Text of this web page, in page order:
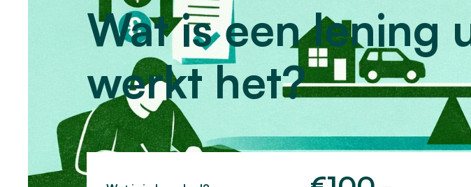
Wat is een lening
werkt het?
Hoeveel wilt u lenen?